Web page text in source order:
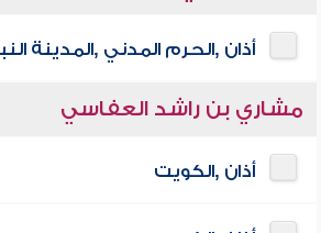
أذان ,الحرم المدني ,المدينة
مشاري بن راشد العفاسي
أذان ,الكويت